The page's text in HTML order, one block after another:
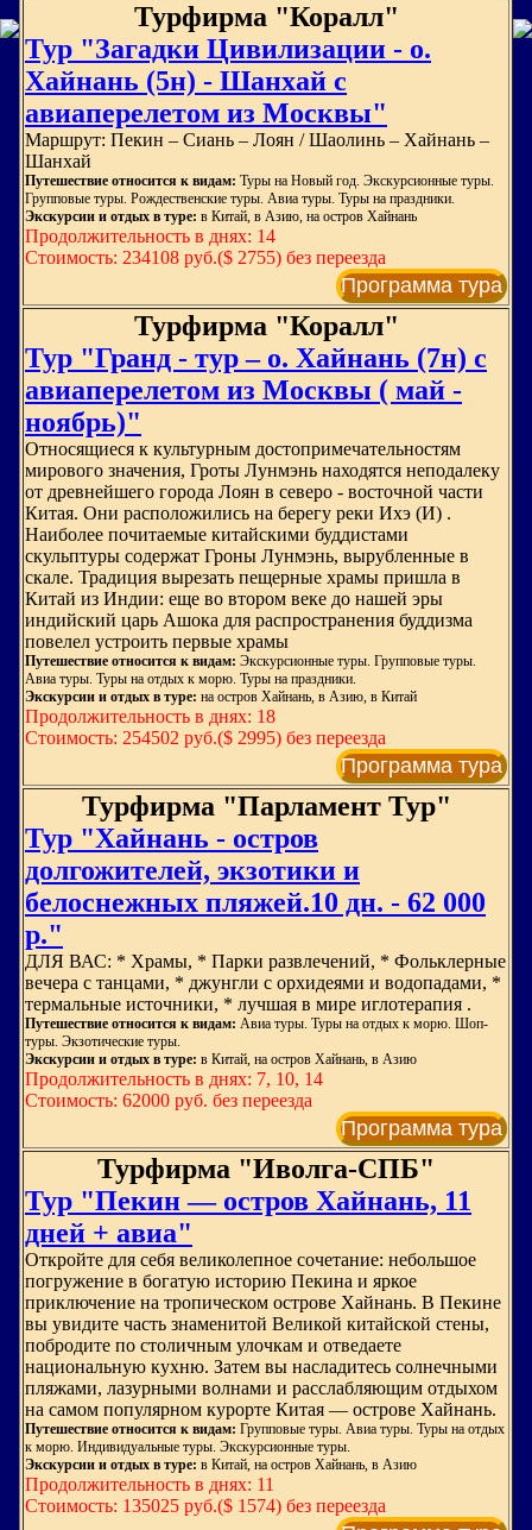
Турфирма "Коралл"
Тур "Загадки Цивилизации - о.
Хайнань (5н) - Шанхай с
авиаперелетом из Москвы"
Маршрут: Пекин – Сиань – Лоян / Шаолинь – Хайнань –
Шанхай
Путешествие относится к видам: Туры на Новый год. Экскурсионные туры.
Групповые туры. Рождественские туры. Авиа туры. Туры на праздники.
Экскурсии и отдых в туре: в Китай, в Азию, на остров Хайнань
Продолжительность в днях: 14
Стоимость: 234108 руб.($ 2755) без переезда
Программа тура
Турфирма "Коралл"
Тур "Гранд - тур – о. Хайнань (7н) с
авиаперелетом из Москвы ( май -
ноябрь)"
Относящиеся к культурным достопримечательностям
мирового значения, Гроты Лунмэнь находятся неподалеку
от древнейшего города Лоян в северо - восточной части
Китая. Они расположились на берегу реки Ихэ (И) .
Наиболее почитаемые китайскими буддистами
скульптуры содержат Гроны Лунмэнь, вырубленные в
скале. Традиция вырезать пещерные храмы пришла в
Китай из Индии: еще во втором веке до нашей эры
индийский царь Ашока для распространения буддизма
повелел устроить первые храмы
Путешествие относится к видам: Экскурсионные туры. Групповые туры.
Авиа туры. Туры на отдых к морю. Туры на праздники.
Экскурсии и отдых в туре: на остров Хайнань, в Азию, в Китай
Продолжительность в днях: 18
Стоимость: 254502 руб.($ 2995) без переезда
Программа тура
Турфирма "Парламент Тур"
Тур "Хайнань - остров
долгожителей, экзотики и
белоснежных пляжей.10 дн. - 62 000
р."
ДЛЯ ВАС: * Храмы, * Парки развлечений, * Фольклерные
вечера с танцами, * джунгли с орхидеями и водопадами, *
термальные источники, * лучшая в мире иглотерапия .
Путешествие относится к видам: Авиа туры. Туры на отдых к морю. Шоп-
туры. Экзотические туры.
Экскурсии и отдых в туре: в Китай, на остров Хайнань, в Азию
Продолжительность в днях: 7, 10, 14
Стоимость: 62000 руб. без переезда
Программа тура
Турфирма "Иволга-СПБ"
Тур "Пекин — остров Хайнань, 11
дней + авиа"
Откройте для себя великолепное сочетание: небольшое
погружение в богатую историю Пекина и яркое
приключение на тропическом острове Хайнань. В Пекине
вы увидите часть знаменитой Великой китайской стены,
побродите по столичным улочкам и отведаете
национальную кухню. Затем вы насладитесь солнечными
пляжами, лазурными волнами и расслабляющим отдыхом
на самом популярном курорте Китая — острове Хайнань.
Путешествие относится к видам: Групповые туры. Авиа туры. Туры на отдых
к морю. Индивидуальные туры. Экскурсионные туры.
Экскурсии и отдых в туре: в Китай, на остров Хайнань, в Азию
Продолжительность в днях: 11
Стоимость: 135025 руб.($ 1574) без переезда